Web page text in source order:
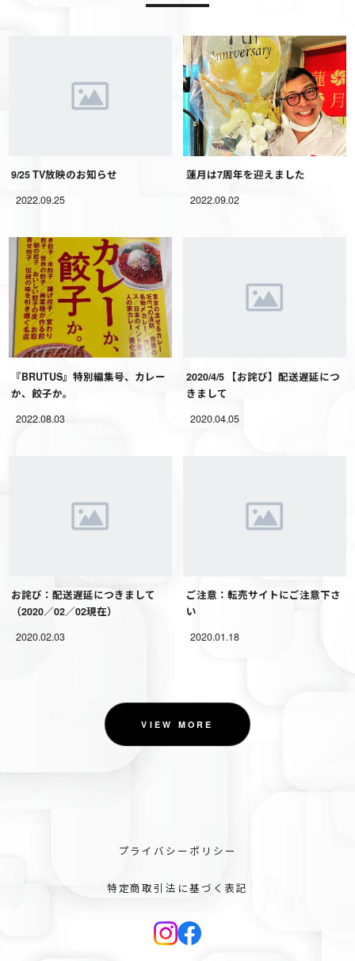
9/25 TV放映のお知らせ
2022.09.25
蓮月は7周年を迎えました
2022.09.02
『BRUTUS』特別編集号、カレー
か、餃子か。
2022.08.03
2020/4/5 【お詫び】配送遅延につ
きまして
2020.04.05
お詫び：配送遅延につきまして
（2020／02／02現在）
2020.02.03
ご注意：転売サイトにご注意下さ
い
2020.01.18
VIEW MORE
プライバシーポリシー
特定商取引法に基づく表記